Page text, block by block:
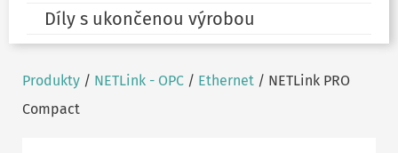
Díly s ukončenou výrobou
Produkty / NETLink - OPC / Ethernet / NETLink PRO
Compact